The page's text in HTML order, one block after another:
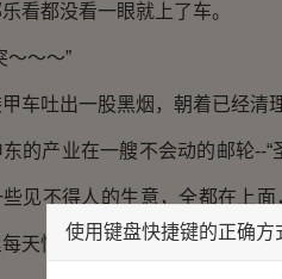
都没看一眼就上了车。
～～”
吐出一股黑烟，朝着已经清理
产业在一艘不会动的邮轮--“
见不得人的生意，全都在上
天惊人的像印钞机一样的进帐
使用键盘快捷键的正确方